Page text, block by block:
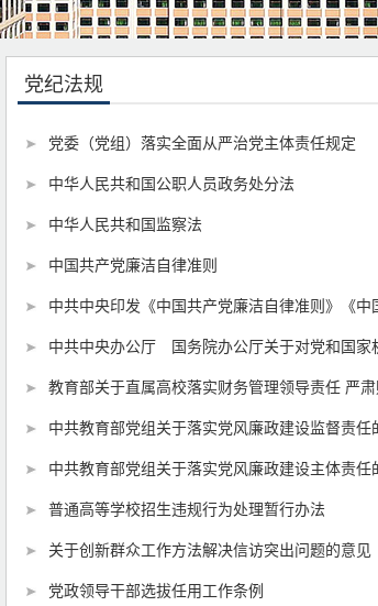
党纪法规
党委（党组）落实全面从严治党主体责任规定
中华人民共和国公职人员政务处分法
中华人民共和国监察法
中国共产党廉洁自律准则
中共中央印发《中国共产党廉洁自律准则》《中
中共中央办公厅 国务院办公厅关于对党和国家
教育部关于直属高校落实财务管理领导责任 严
中共教育部党组关于落实党风廉政建设监督责任
中共教育部党组关于落实党风廉政建设主体责任
普通高等学校招生违规行为处理暂行办法
关于创新群众工作方法解决信访突出问题的意见
党政领导干部选拔任用工作条例